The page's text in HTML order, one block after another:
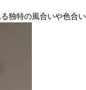
独特の風合いや色合